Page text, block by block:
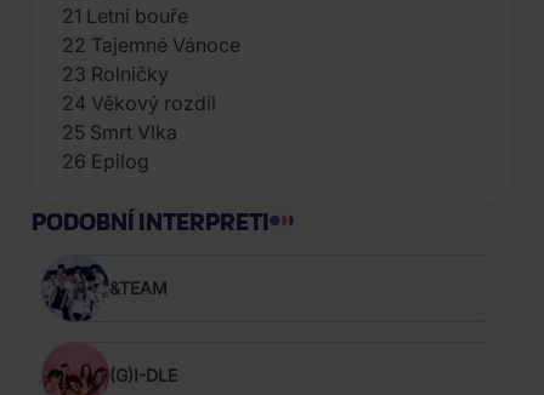
21 Letní bouře
22 Tajemné Vánoce
23 Rolničky
24 Věkový rozdíl
25 Smrt Vlka
26 Epilog
PODOBNÍ INTERPRETI
&TEAM
(G)I-DLE